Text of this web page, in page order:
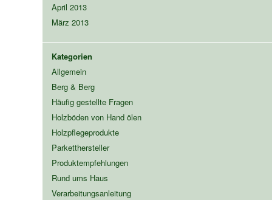
April 2013
März 2013
Kategorien
Allgemein
Berg & Berg
Häufig gestellte Fragen
Holzböden von Hand ölen
Holzpflegeprodukte
Parketthersteller
Produktempfehlungen
Rund ums Haus
Verarbeitungsanleitung